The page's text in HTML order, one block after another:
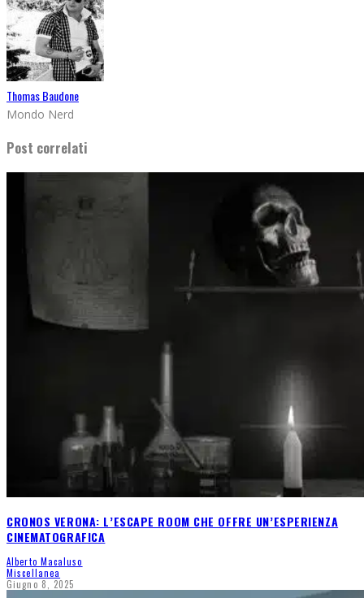
Thomas Baudone
Mondo Nerd
Post correlati
CRONOS VERONA: L’ESCAPE ROOM CHE OFFRE UN’ESPERIENZA
CINEMATOGRAFICA
Alberto Macaluso
Miscellanea
Giugno 8, 2025